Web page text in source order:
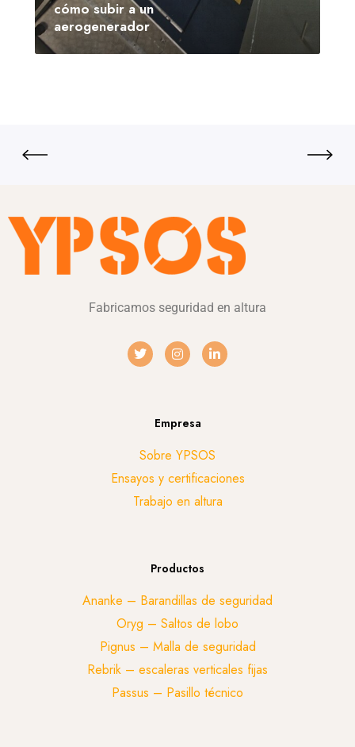
cómo subir a un
aerogenerador
Fabricamos seguridad en altura
Empresa
Sobre YPSOS
Ensayos y certificaciones
Trabajo en altura
Productos
Ananke – Barandillas de seguridad
Oryg – Saltos de lobo
Pignus – Malla de seguridad
Rebrik – escaleras verticales fijas
Passus – Pasillo técnico